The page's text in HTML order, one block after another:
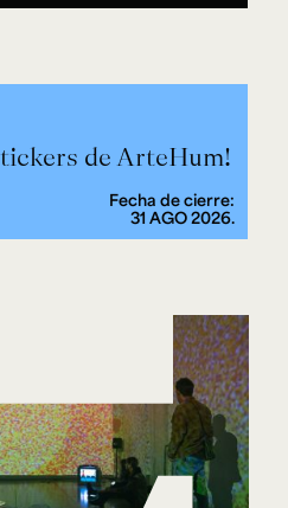
de ArteHum!
Fecha de cierre:
31 AGO 2026.